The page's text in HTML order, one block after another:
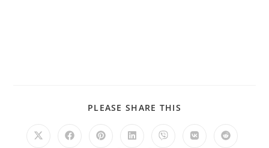
PLEASE SHARE THIS